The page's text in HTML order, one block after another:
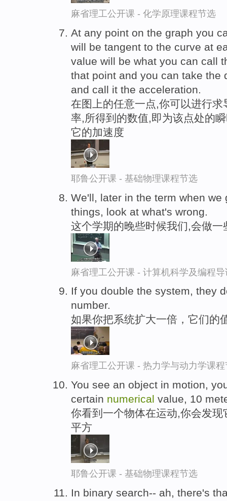
麻省理工公开课 - 化学原理课程节选
At any point on the graph you
will be tangent to the curve at
value will be what you can call
that point and you can take the
and call it the acceleration.
在图上的任意一点,你可以进行
率,所得到的数值,即为该点处的
它的加速度
耶鲁公开课 - 基础物理课程节选
We'll, later in the term when
things, look at what's wrong.
这个学期的晚些时候我们,会做
麻省理工公开课 - 计算机科学及编程
If you double the system, they
number.
如果你把系统扩大一倍，它们的
麻省理工公开课 - 热力学与动力学课
You see an object in motion,
certain numerical value, 10
你看到一个物体在运动,你会发
平方
耶鲁公开课 - 基础物理课程节选
In binary search-- ah, there's